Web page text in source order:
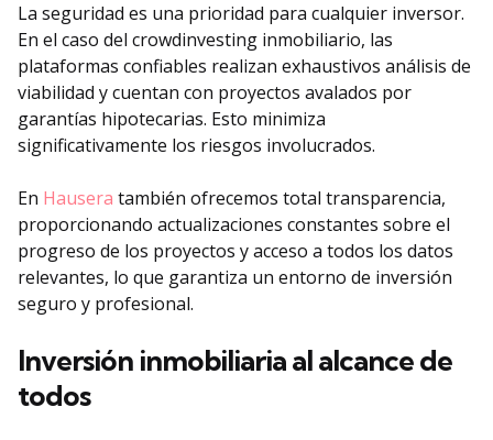
La seguridad es una prioridad para cualquier inversor.
En el caso del crowdinvesting inmobiliario, las
plataformas confiables realizan exhaustivos análisis de
viabilidad y cuentan con proyectos avalados por
garantías hipotecarias. Esto minimiza
significativamente los riesgos involucrados.
En Hausera también ofrecemos total transparencia,
proporcionando actualizaciones constantes sobre el
progreso de los proyectos y acceso a todos los datos
relevantes, lo que garantiza un entorno de inversión
seguro y profesional.
Inversión inmobiliaria al alcance de
todos